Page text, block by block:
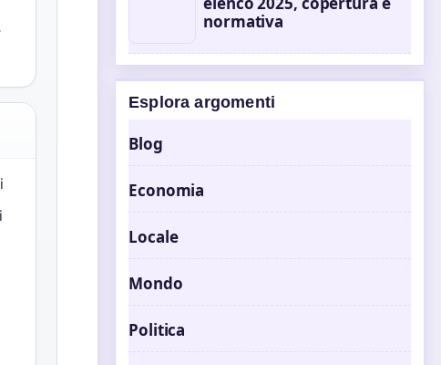
normativa
Esplora argomenti
Blog
Economia
Locale
Mondo
Politica